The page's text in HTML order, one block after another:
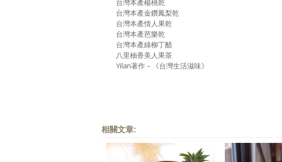
台灣本產楊桃乾
台灣本產金鑽鳳梨乾
台灣本產情人果乾
台灣本產芭樂乾
台灣本產綠柳丁醋
八里柚香美人果茶
Yilan著作－《台灣生活滋味》
相關文章: